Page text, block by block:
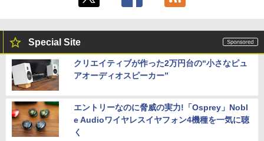
Special Site
クリエイティブが作った2万円台の“小さなピュ
アオーディオスピーカー”
エントリーなのに脅威の実力!「Osprey」Nobl
e Audioワイヤレスイヤフォン4機種を一気に聴
く